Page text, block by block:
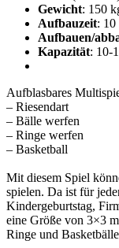
Gewicht: 150
Aufbauzeit: 10
Aufbauen/
Kapazität: 10-
Aufblasbares
– Riesendart
– Bälle werfen
– Ringe werfen
– Basketball
Mit diesem Spiel
spielen. Da ist für
Kindergeburtstag,
eine Größe von 3×3
Ringe und